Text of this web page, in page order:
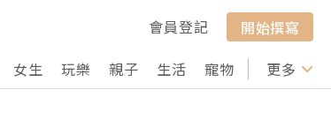
會員登記
開始撰寫
女生 玩樂 親子 生活 寵物 行山 打卡
更多